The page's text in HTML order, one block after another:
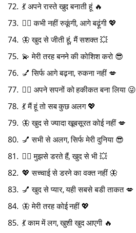
💃 अपने रास्ते खुद बनाती हूं 🔥
💁‍♀️ कभी नहीं रुकूंगी, आगे बढ़ूंगी 💖
🦋 खुद से जीती हूं, मैं सशक्त 💥
💫 मेरी तरह बनने की कोशिश करो 😎
💅 सिर्फ आगे बढ़ना, रुकना नहीं 💋
💁‍♀️ अपने सपनों को हकीकत बना लिया 😜
💃 मैं हूं तो सब कुछ अलग 💖
🦋 खुद से ज्यादा खूबसूरत कोई नहीं 💋
💅 सभी से अलग, सिर्फ मेरी दुनिया 😎
💁‍♀️ मुझसे डरते हैं, खुद से भी 💥
💖 सच्चाई से डरने का वक्त नहीं 🦋
💅 खुद से प्यार, यही सबसे बडी ताकत 💋
🦋 मेरी तरह कोई नहीं 💖
💃 काम में लग, खुशी खुद आएगी 🔥